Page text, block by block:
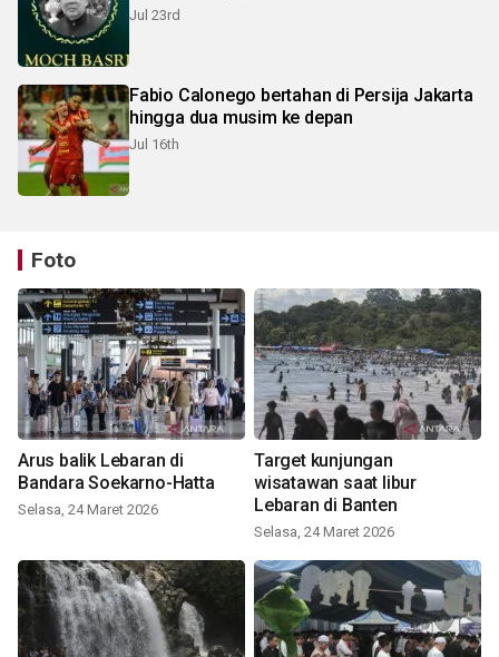
Jul 23rd
Fabio Calonego bertahan di Persija Jakarta
hingga dua musim ke depan
Jul 16th
Foto
Arus balik Lebaran di
Bandara Soekarno-Hatta
Selasa, 24 Maret 2026
Target kunjungan
wisatawan saat libur
Lebaran di Banten
Selasa, 24 Maret 2026